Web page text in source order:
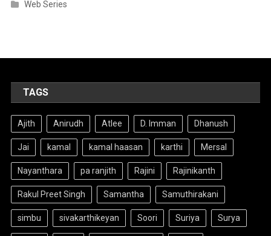
Web Series
TAGS
Ajith Anirudh Atlee D. Imman Dhanush
Jai kamal kamal haasan karthi Mersal
Nayanthara pa ranjith Rajini Rajinikanth
Rakul Preet Singh Samantha Samuthirakani
simbu sivakarthikeyan Soori Suriya Surya